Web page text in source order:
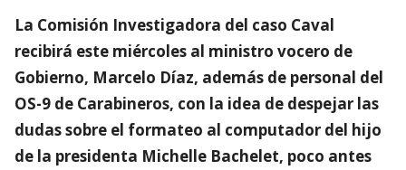
La Comisión Investigadora del caso Caval
recibirá este miércoles al ministro vocero de
Gobierno, Marcelo Díaz, además de personal del
OS-9 de Carabineros, con la idea de despejar las
dudas sobre el formateo al computador del hijo
de la presidenta Michelle Bachelet, poco antes